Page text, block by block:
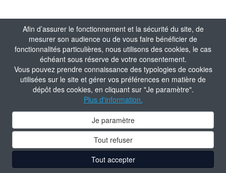
Afin d’assurer le fonctionnement et la sécurité du site, de
mesurer son audience ou de vous faire bénéficier de
fonctionnalités particulières, nous utilisons des cookies, le cas
échéant sous réserve de votre consentement.
Vous pouvez prendre connaissance des typologies de cookies
utilisées sur le site et gérer vos préférences en matière de
dépôt des cookies, en cliquant sur "Je paramètre".
Plus d'information.
Je paramètre
Tout refuser
Tout accepter